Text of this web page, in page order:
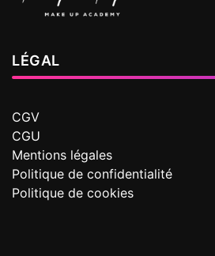
LÉGAL
CGV
CGU
Mentions légales
Politique de confidentialité
Politique de cookies